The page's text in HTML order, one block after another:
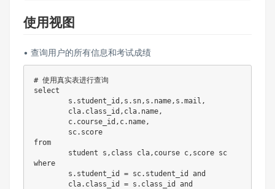
使⽤视图
• 查询⽤户的所有信息和考试成绩
# 使用真实表进行查询
select
	s
. student_id , s . sn, s . name, s .mail ,
	cla
. class_id , cla. name,
	c
. course_id , c. name,
	sc
.
from
	student s
, class cla, course c,
where
	s
. student_id = sc. student_id and
	cla
. class_id = s . class_id and